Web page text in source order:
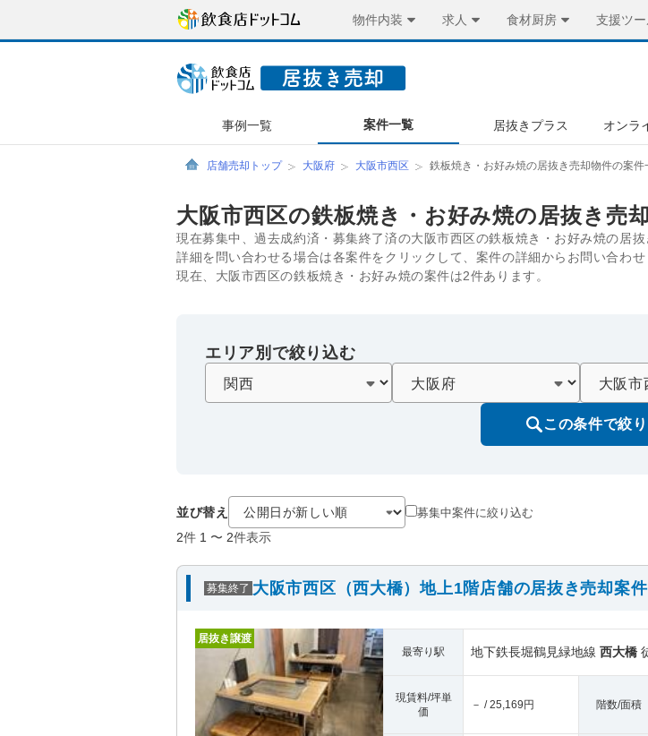
物件内装 求人 食材厨房 支援ツ
事例一覧 案件一覧 居抜きプラス オンラ
店舗売却トップ 大阪府 大阪市西区 鉄板焼き・お好み焼の居抜き売却物件の案件
大阪市西区の鉄板焼き・お好み焼の居抜き売
現在募集中、過去成約済・募集終了済の大阪市西区の鉄板焼き・お好み焼の居抜
詳細を問い合わせる場合は各案件をクリックして、案件の詳細からお問い合わせ
現在、大阪市西区の鉄板焼き・お好み焼の案件は2件あります。
エリア別で絞り込む
この条件で絞
並び替え 募集中案件に絞り込む
2件 1 〜 2件表示
募集終了 大阪市西区（西大橋）地上1階店舗の居抜き売却案件
居抜き譲渡
最寄り駅 地下鉄長堀鶴見緑地線 西大橋
現賃料/坪単
価
－ / 25,169円 階数/面積